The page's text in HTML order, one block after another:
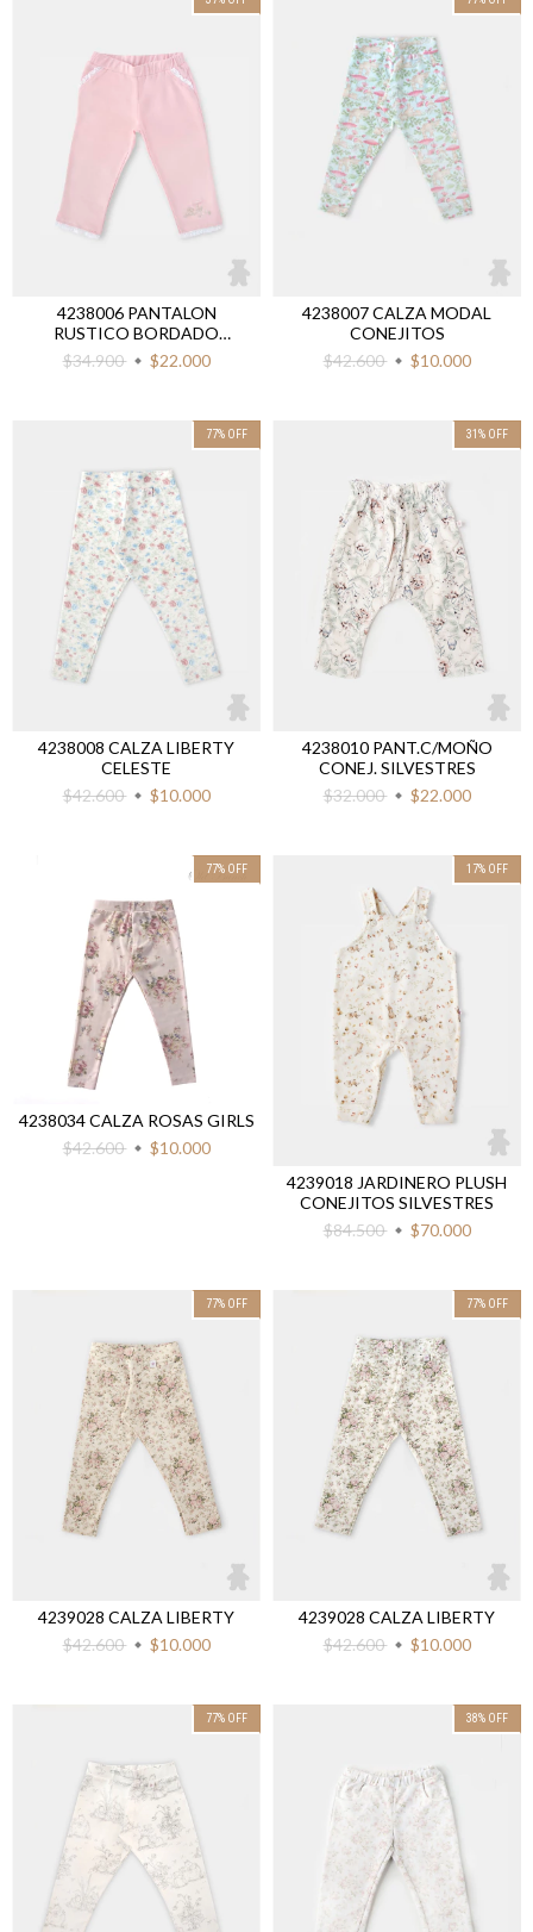
4238006 PANTALON
RUSTICO BORDADO
CONEJITOS
$34.900 $22.000
4238007 CALZA MODAL
CONEJITOS
$42.600
$10.000
77% OFF
4238008 CALZA LIBERTY
CELESTE
$42.600
$10.000
31 % OFF
4238010 PANT.C/MOÑO
CONEJ. SILVESTRES
$32.000
$22.000
77% OFF
4238034 CALZA ROSAS GIRLS
$42.600
$10.000
17% OFF
4239018 JARDINERO PLUSH
CONEJITOS SILVESTRES
$84.500
$70.000
77% OFF
4239028 CALZA LIBERTY
$42.600
$10.000
77% OFF
4239028 CALZA LIBERTY
$42.600
$10.000
77% OFF 38% OFF